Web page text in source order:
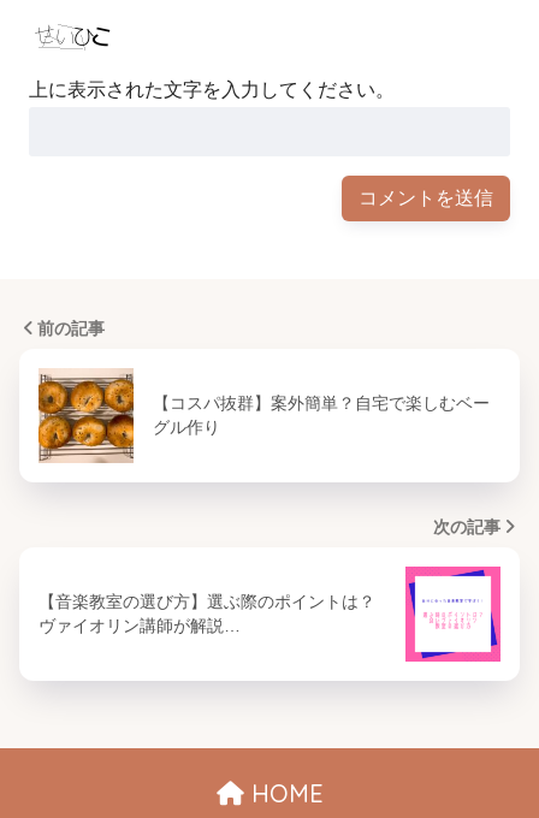
上に表示された文字を入力してください。
前の記事
【コスパ抜群】案外簡単？自宅で楽しむベー
グル作り
次の記事
【音楽教室の選び方】選ぶ際のポイントは？
ヴァイオリン講師が解説…
HOME